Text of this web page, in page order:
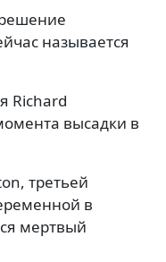
называется
Richard
высадки в
третьей
в
мертвый